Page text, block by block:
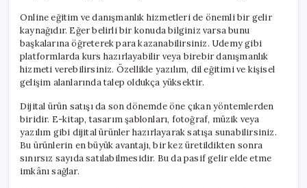
Online eğitim ve danışmanlık hizmetleri de önemli bir gelir
kaynağıdır. Eğer belirli bir konuda bilginiz varsa bunu
başkalarına öğreterek para kazanabilirsiniz. Udemy gibi
platformlarda kurs hazırlayabilir veya birebir danışmanlık
hizmeti verebilirsiniz. Özellikle yazılım, dil eğitimi ve kişisel
gelişim alanlarında talep oldukça yüksektir.
Dijital ürün satışı da son dönemde öne çıkan yöntemlerden
biridir. E-kitap, tasarım şablonları, fotoğraf, müzik veya
yazılım gibi dijital ürünler hazırlayarak satışa sunabilirsiniz.
Bu ürünlerin en büyük avantajı, bir kez üretildikten sonra
sınırsız sayıda satılabilmesidir. Bu da pasif gelir elde etme
imkânı sağlar.